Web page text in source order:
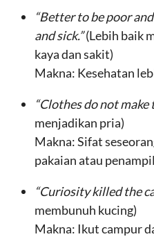
“Better to be poor
and sick.”(Lebih baik
kaya dan sakit)
Makna: Kesehatan
“Clothes do not make
menjadikan pria)
Makna: Sifat
pakaian atau
“Curiosity killed the
membunuh kucing)
Makna: Ikut campur